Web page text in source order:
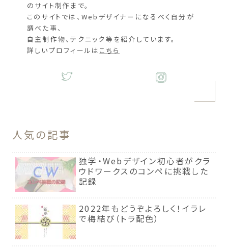
のサイト制作まで。
このサイトでは、Webデザイナーになるべく自分が
調べた事、
自主制作物、テクニック等を紹介しています。
詳しいプロフィールは こちら
人気の記事
独学・Webデザイン初心者がクラ
ウドワークスのコンペに挑戦した
記録
2022年もどうぞよろしく！イラレ
で梅結び（トラ配色）